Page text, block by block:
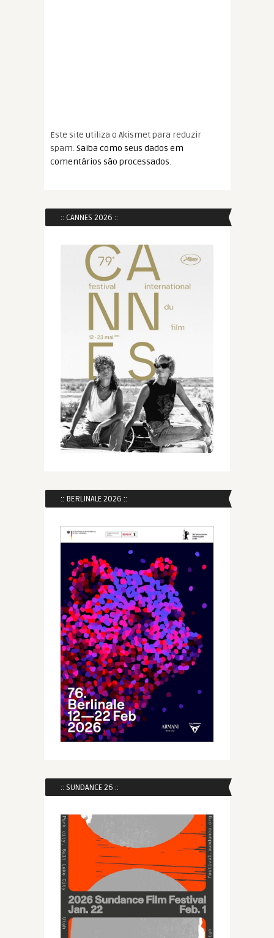
Este site utiliza o Akismet para reduzir
spam. Saiba como seus dados em
comentários são processados.
:: CANNES 2026 ::
:: BERLINALE 2026 ::
:: SUNDANCE 26 ::